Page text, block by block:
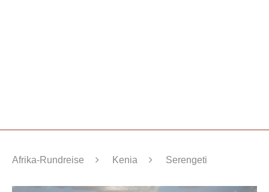
Afrika-Rundreise Kenia Serengeti